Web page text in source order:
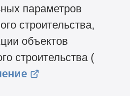
параметров
строительства,
объектов
строительства (